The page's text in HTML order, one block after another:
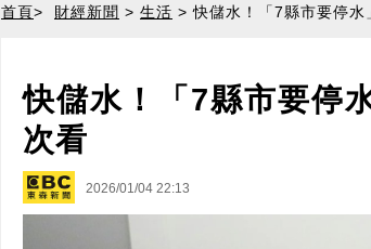
首頁> 財經新聞 > 生活 > 快儲水！「7縣市要停
快儲水！「7縣市要停
次看
2026/01/04 22:13